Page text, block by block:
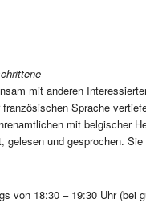
mit anderen
Sprache
mit belgischer
gelesen und gesprochen.
von 18:30 – 19:30 Uhr (bei